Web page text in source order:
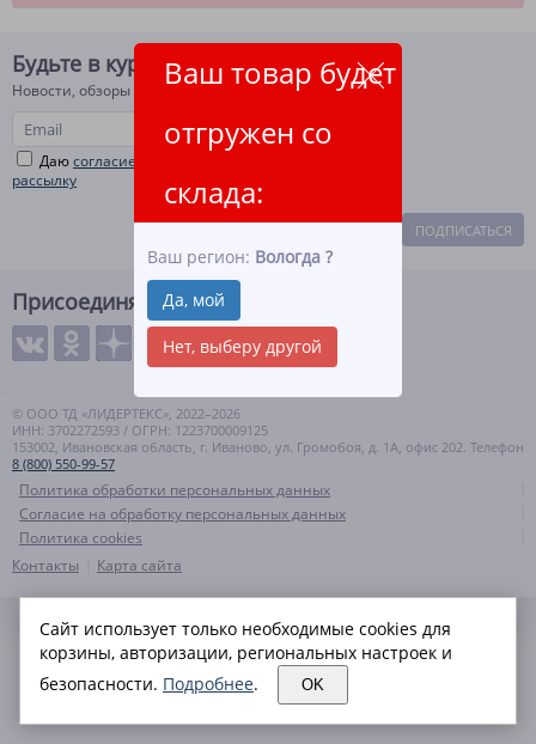
Ваш товар будет
отгружен со
склада:
Ваш регион: Вологда ?
Да, мой
Нет, выберу другой
Будьте в курсе!
Новости, обзоры и акции
Даюсогласие на рекламную и информационную
рассылку
ПОДПИСАТЬСЯ
Присоединяйтесь
© ООО ТД «ЛИДЕРТЕКС», 2022–2026
ИНН: 3702272593 / ОГРН: 1223700009125
153002, Ивановская область, г. Иваново, ул. Громобоя, д. 1А, офис 202. Телефон
8 (800) 550-99-57
Политика обработки персональных данных
Согласие на обработку персональных данных
Политика cookies
Контакты
Карта сайта
Сайт использует только необходимые cookies для
корзины, авторизации, региональных настроек и
безопасности. Подробнее. OK